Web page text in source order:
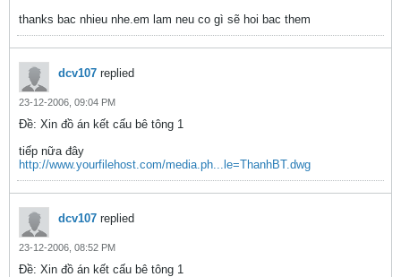
thanks bac nhieu nhe.em lam neu co gì sẽ hoi bac them
dcv107 replied
23-12-2006, 09:04 PM
Ðề: Xin đồ án kết cấu bê tông 1
tiếp nữa đây
http://www.yourfilehost.com/media.ph...le=ThanhBT.dwg
dcv107 replied
23-12-2006, 08:52 PM
Ðề: Xin đồ án kết cấu bê tông 1